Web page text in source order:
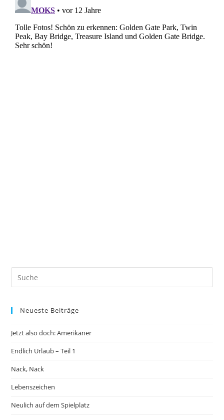
Neueste Beiträge
Jetzt also doch: Amerikaner
Endlich Urlaub – Teil 1
Nack, Nack
Lebenszeichen
Neulich auf dem Spielplatz